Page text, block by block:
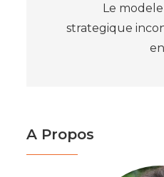
Le
strategique
A Propos